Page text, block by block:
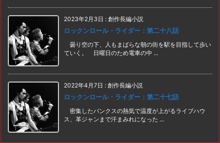
2023年2月3日 : 創作長編小説
ロックンロール・ライダー：第二十八話
曇り空の下、人もまばらな朝の街を駅を目指して歩い
ていく。 日曜日のため電車の中 ...
2022年4月7日 : 創作長編小説
ロックンロール・ライダー：第二十七話
密集したパンクスの熱気で温度が上がるライブハウ
ス、革ジャンまで汗まみれになった ...